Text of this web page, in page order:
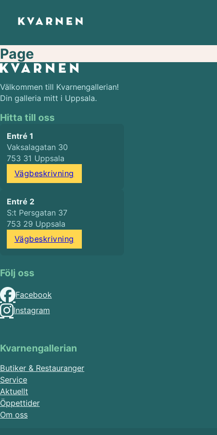
Page
Välkommen till Kvarnengallerian!
Din galleria mitt i Uppsala.
Hitta till oss
Entré 1
Vaksalagatan 30
753 31 Uppsala
Vägbeskrivning
Entré 2
S:t Persgatan 37
753 29 Uppsala
Vägbeskrivning
Följ oss
Facebook
Instagram
Kvarnengallerian
Butiker & Restauranger
Service
Aktuellt
Öppettider
Om oss